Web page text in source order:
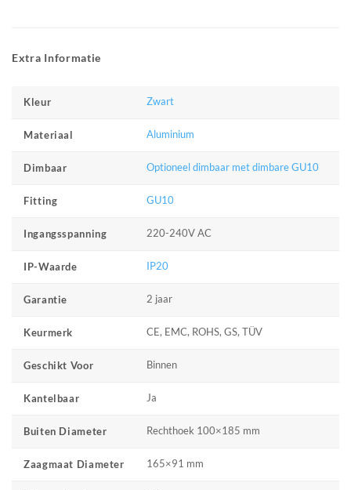
Extra Informatie
Kleur Zwart
Materiaal Aluminium
Dimbaar Optioneel dimbaar met dimbare GU10
Fitting GU10
Ingangsspanning 220-240V AC
IP-Waarde IP20
Garantie 2 jaar
Keurmerk CE, EMC, ROHS, GS, TÜV
Geschikt Voor Binnen
Kantelbaar Ja
Buiten Diameter Rechthoek 100×185 mm
Zaagmaat Diameter 165×91 mm